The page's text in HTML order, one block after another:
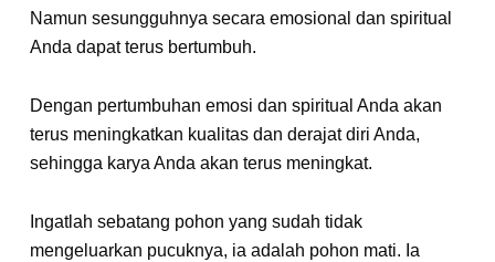
Namun sesungguhnya secara emosional dan spiritual
Anda dapat terus bertumbuh.
Dengan pertumbuhan emosi dan spiritual Anda akan
terus meningkatkan kualitas dan derajat diri Anda,
sehingga karya Anda akan terus meningkat.
Ingatlah sebatang pohon yang sudah tidak
mengeluarkan pucuknya, ia adalah pohon mati. Ia